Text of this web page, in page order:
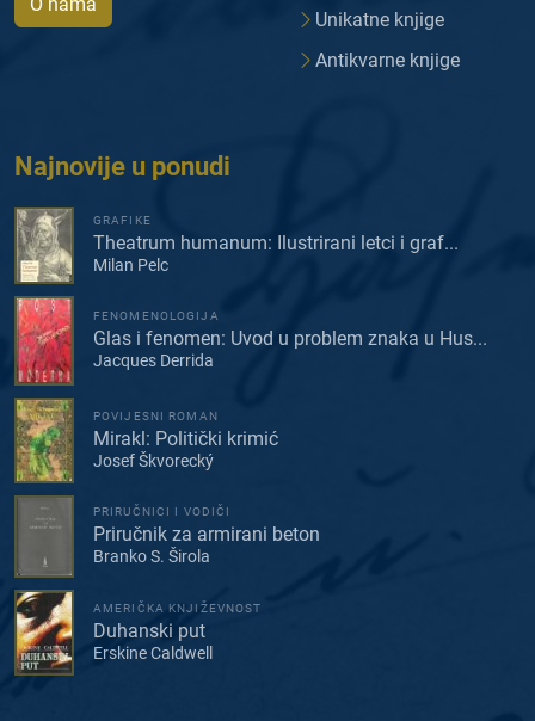
Unikatne knjige
Antikvarne knjige
Najnovije u ponudi
GRAFIKE
Theatrum humanum: Ilustrirani letci i graf...
Milan Pelc
FENOMENOLOGIJA
Glas i fenomen: Uvod u problem znaka u Hus...
Jacques Derrida
POVIJESNI ROMAN
Mirakl: Politički krimić
Josef Škvorecký
PRIRUČNICI I VODIČI
Priručnik za armirani beton
Branko S. Širola
AMERIČKA KNJIŽEVNOST
Duhanski put
Erskine Caldwell